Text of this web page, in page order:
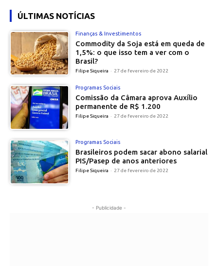
ÚLTIMAS NOTÍCIAS
Finanças & Investimentos
Commodity da Soja está em queda de
1,5%: o que isso tem a ver com o
Brasil?
Filipe Siqueira - 27 de fevereiro de 2022
Programas Sociais
Comissão da Câmara aprova Auxílio
permanente de R$ 1.200
Filipe Siqueira - 27 de fevereiro de 2022
Programas Sociais
Brasileiros podem sacar abono salarial
PIS/Pasep de anos anteriores
Filipe Siqueira - 27 de fevereiro de 2022
- Publicidade -